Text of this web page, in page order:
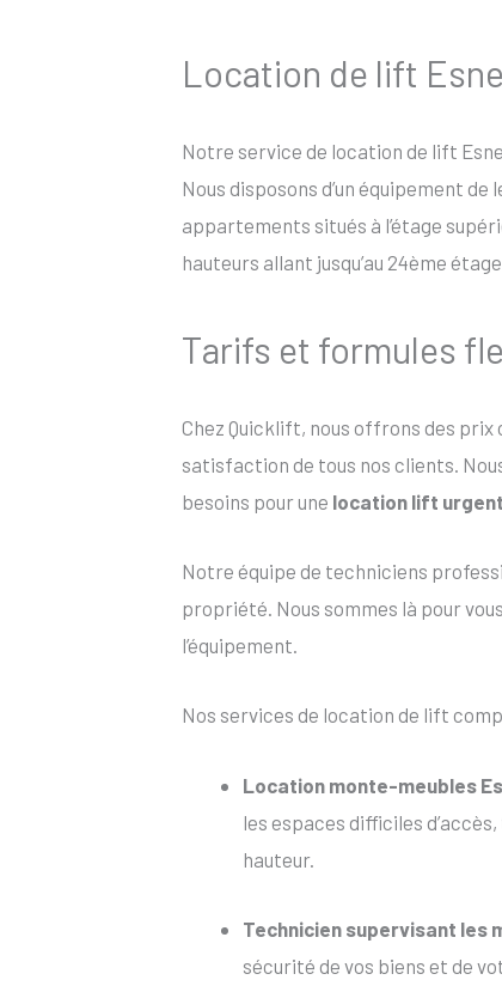
Location de lift
Notre service de location de lift
Nous disposons d’un équipement
appartements situés à l’étage
hauteurs allant jusqu’au 24ème étage.
Tarifs et formules
Chez Quicklift, nous offrons des
satisfaction de tous nos clients.
besoins pour une location lift urgent
Notre équipe de techniciens
propriété. Nous sommes là pour
l’équipement.
Nos services de location de lift
Location monte-meubles
les espaces difficiles
hauteur.
Technicien supervisant les
sécurité de vos biens et de